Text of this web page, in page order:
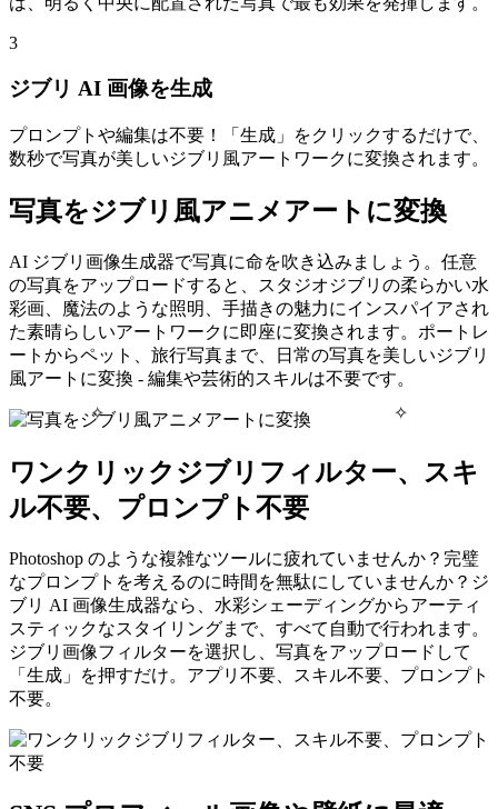
✧ ✧
3
ジブリ AI 画像を生成
プロンプトや編集は不要！「生成」をクリックするだけで、
数秒で写真が美しいジブリ風アートワークに変換されます。
写真をジブリ風アニメアートに変換
AI ジブリ画像生成器で写真に命を吹き込みましょう。任意
の写真をアップロードすると、スタジオジブリの柔らかい水
彩画、魔法のような照明、手描きの魅力にインスパイアされ
た素晴らしいアートワークに即座に変換されます。ポートレ
ートからペット、旅行写真まで、日常の写真を美しいジブリ
風アートに変換 - 編集や芸術的スキルは不要です。
ワンクリックジブリフィルター、スキ
ル不要、プロンプト不要
Photoshop のような複雑なツールに疲れていませんか？完璧
なプロンプトを考えるのに時間を無駄にしていませんか？ジ
ブリ AI 画像生成器なら、水彩シェーディングからアーティ
スティックなスタイリングまで、すべて自動で行われます。
ジブリ画像フィルターを選択し、写真をアップロードして
「生成」を押すだけ。アプリ不要、スキル不要、プロンプト
不要。